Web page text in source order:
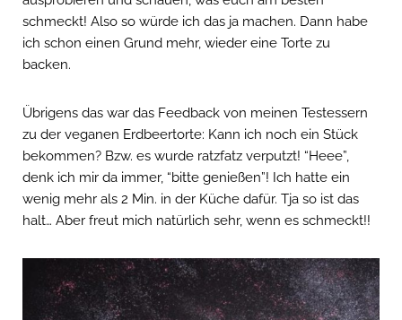
schmeckt! Also so würde ich das ja machen. Dann habe
ich schon einen Grund mehr, wieder eine Torte zu
backen.
Übrigens das war das Feedback von meinen Testessern
zu der veganen Erdbeertorte: Kann ich noch ein Stück
bekommen? Bzw. es wurde ratzfatz verputzt! “Heee”,
denk ich mir da immer, “bitte genießen”! Ich hatte ein
wenig mehr als 2 Min. in der Küche dafür. Tja so ist das
halt… Aber freut mich natürlich sehr, wenn es schmeckt!!